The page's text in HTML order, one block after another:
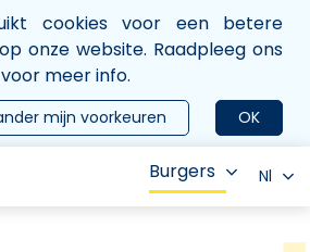
cookies voor een betere
onze website. Raadpleeg ons
voor meer info.
OK
mijn voorkeuren
Burgers Nl